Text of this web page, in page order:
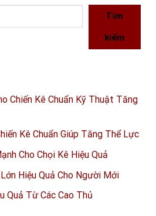
Tìm
kiếm
Chiến Kê Chuẩn Kỹ Thuật Tăng
Kê Chuẩn Giúp Tăng Thể Lực
Cho Chọi Kê Hiệu Quả
Hiệu Quả Cho Người Mới
Quả Từ Các Cao Thủ